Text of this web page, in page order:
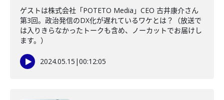
ゲストは株式会社「POTETO Media」CEO 古井康介さん
第3回。政治発信のDX化が遅れているワケとは？（放送で
は入りきらなかったトークも含め、ノーカットでお届けし
ます。）
2024.05.15 |00:12:05